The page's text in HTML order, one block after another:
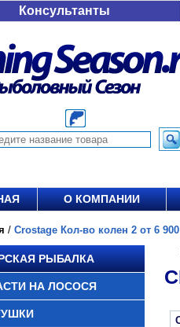
Консультанты
О КОМПАНИИ
/ Crostage Кол-во колен 2 от 6
РЫБАЛКА
НА ЛОСОСЯ